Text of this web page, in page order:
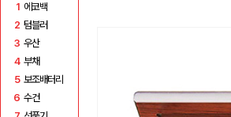
1 에코백
2 텀블러
3 우산
4 부채
5 보조배터리
6 수건